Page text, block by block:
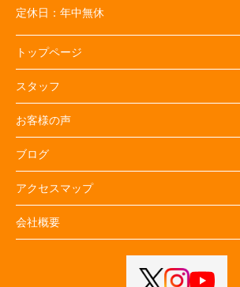
定休日： 年中無休
トップページ
スタッフ
お客様の声
ブログ
アクセスマップ
会社概要